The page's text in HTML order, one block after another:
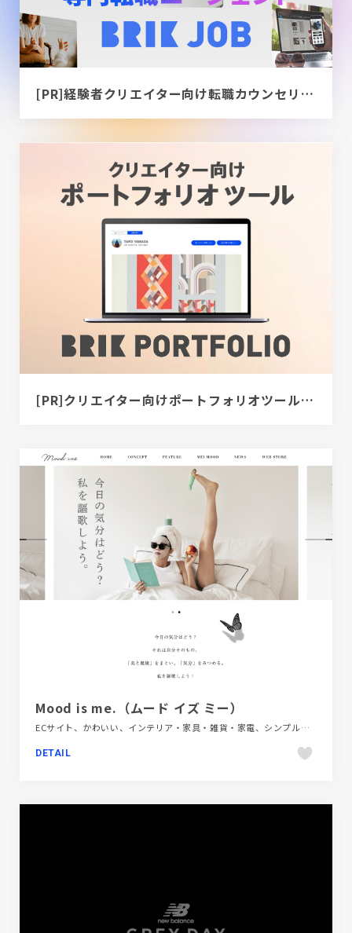
[PR]経験者クリエイター向け転職カウンセリング｜デザイナー / ディレクター / エンジニア
[PR]クリエイター向けポートフォリオツール｜BRIK PORTFOLIO
Mood is me.（ムード イズ ミー）
ECサイト、かわいい、インテリア・家具・雑貨・家電、シンプル、ナチュラル、ファッション・ビューティー、ブランド・サービスサイト、ホワイト系、手書き・ハンドメイド
DETAIL